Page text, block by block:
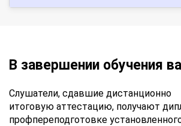
В завершении обучения
Слушатели, сдавшие дистанционно
итоговую аттестацию, получают
профпереподготовке